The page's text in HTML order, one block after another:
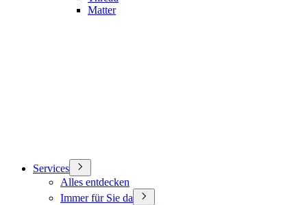
Matter
Services
Alles entdecken
Immer für Sie da